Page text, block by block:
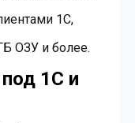
1С,
ОЗУ и более.
1С и